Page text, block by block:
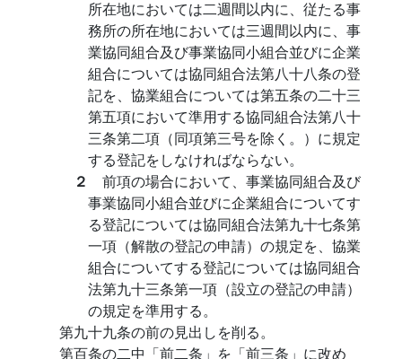
所在地においては二週間以内に、従たる事
務所の所在地においては三週間以内に、事
業協同組合及び事業協同小組合並びに企業
組合については協同組合法第八十八条の登
記を、協業組合については第五条の二十三
第五項において準用する協同組合法第八十
三条第二項（同項第三号を除く。）に規定
する登記をしなければならない。
２ 前項の場合において、事業協同組合及び
事業協同小組合並びに企業組合についてす
る登記については協同組合法第九十七条第
一項（解散の登記の申請）の規定を、協業
組合についてする登記については協同組合
法第九十三条第一項（設立の登記の申請）
の規定を準用する。
第九十九条の前の見出しを削る。
第百条の二中「前二条」を「前三条」に改め